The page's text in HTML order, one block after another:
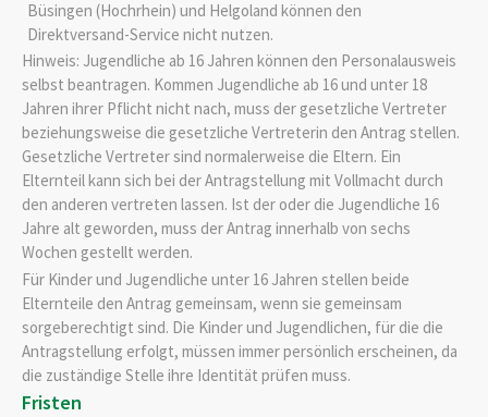
Büsingen (Hochrhein) und Helgoland können den
Direktversand-Service nicht nutzen.
Hinweis: Jugendliche ab 16 Jahren können den Personalausweis
selbst beantragen. Kommen Jugendliche ab 16 und unter 18
Jahren ihrer Pflicht nicht nach, muss der gesetzliche Vertreter
beziehungsweise die gesetzliche Vertreterin den Antrag stellen.
Gesetzliche Vertreter sind normalerweise die Eltern. Ein
Elternteil kann sich bei der Antragstellung mit Vollmacht durch
den anderen vertreten lassen. Ist der oder die Jugendliche 16
Jahre alt geworden, muss der Antrag innerhalb von sechs
Wochen gestellt werden.
Für Kinder und Jugendliche unter 16 Jahren stellen beide
Elternteile den Antrag gemeinsam, wenn sie gemeinsam
sorgeberechtigt sind. Die Kinder und Jugendlichen, für die die
Antragstellung erfolgt, müssen immer persönlich erscheinen, da
die zuständige Stelle ihre Identität prüfen muss.
Fristen